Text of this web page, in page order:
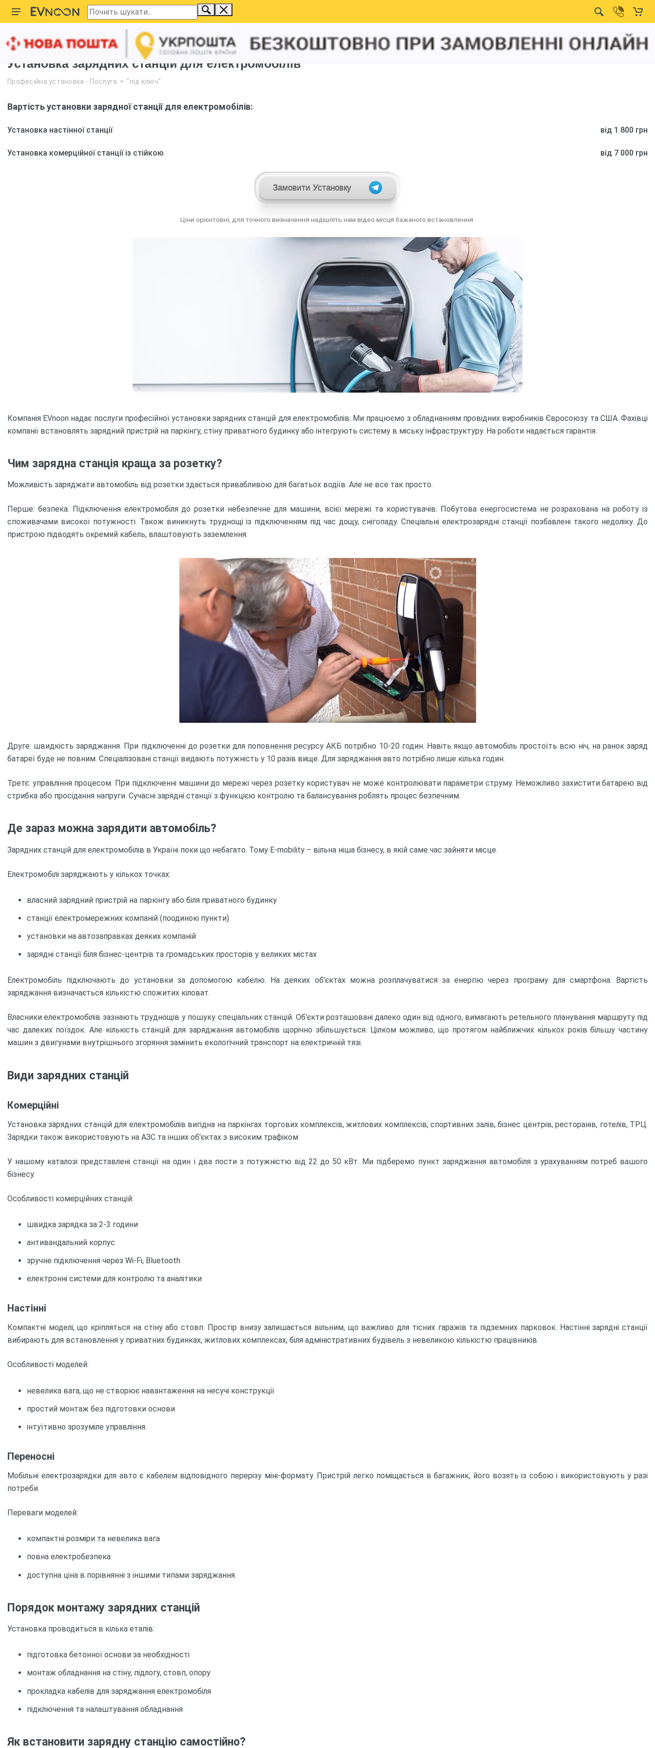
Головна Установка станцій Київ
Установка зарядних станцій для електромобілів
Професійна установка - Послуга "під ключ"
Вартість установки зарядної станції для електромобілів:
Установка настінної станції від 1 800 грн
Установка комерційної станції із стійкою від 7 000 грн
Замовити Установку
Ціни орієнтовні, для точного визначення надішліть нам відео місця бажаного встановлення.
Компанія EVnoon надає послуги професійної установки зарядних станцій для електромобілів. Ми працюємо з обладнанням провідних виробників Євросоюзу та США. Фахівці
компанії встановлять зарядний пристрій на паркінгу, стіну приватного будинку або інтегрують систему в міську інфраструктуру. На роботи надається гарантія.
Чим зарядна станція краща за розетку?
Можливість заряджати автомобіль від розетки здається привабливою для багатьох водіїв. Але не все так просто.
Перше: безпека. Підключення електромобіля до розетки небезпечне для машини, всієї мережі та користувачів. Побутова енергосистема не розрахована на роботу із
споживачами високої потужності. Також виникнуть труднощі із підключенням під час дощу, снігопаду. Спеціальні електрозарядні станції позбавлені такого недоліку. До
пристрою підводять окремий кабель, влаштовують заземлення.
Друге: швидкість заряджання. При підключенні до розетки для поповнення ресурсу АКБ потрібно 10-20 годин. Навіть якщо автомобіль простоїть всю ніч, на ранок заряд
батареї буде не повним. Спеціалізовані станції видають потужність у 10 разів вище. Для заряджання авто потрібно лише кілька годин.
Третє: управління процесом. При підключенні машини до мережі через розетку користувач не може контролювати параметри струму. Неможливо захистити батарею від
стрибка або просідання напруги. Сучасні зарядні станції з функцією контролю та балансування роблять процес безпечним.
Де зараз можна зарядити автомобіль?
Зарядних станцій для електромобілів в Україні поки що небагато. Тому E-mobility – вільна ніша бізнесу, в якій саме час зайняти місце.
Електромобілі заряджають у кількох точках:
власний зарядний пристрій на паркінгу або біля приватного будинку
станції електромережних компаній (поодинокі пункти)
установки на автозаправках деяких компаній
зарядні станції біля бізнес-центрів та громадських просторів у великих містах
Електромобіль підключають до установки за допомогою кабелю. На деяких об'єктах можна розплачуватися за енергію через програму для смартфона. Вартість
заряджання визначається кількістю спожитих кіловат.
Власники електромобілів зазнають труднощів у пошуку спеціальних станцій. Об'єкти розташовані далеко один від одного, вимагають ретельного планування маршруту під
час далеких поїздок. Але кількість станцій для заряджання автомобілів щорічно збільшується. Цілком можливо, що протягом найближчих кількох років більшу частину
машин з двигунами внутрішнього згоряння замінить екологічний транспорт на електричній тязі.
Види зарядних станцій
Комерційні
Установка зарядних станцій для електромобілів вигідна на паркінгах торгових комплексів, житлових комплексів, спортивних залів, бізнес центрів, ресторанів, готелів, ТРЦ.
Зарядки також використовують на АЗС та інших об'єктах з високим трафіком.
У нашому каталозі представлені станції на один і два пости з потужністю від 22 до 50 кВт. Ми підберемо пункт заряджання автомобіля з урахуванням потреб вашого
бізнесу.
Особливості комерційних станцій:
швидка зарядка за 2-3 години
антивандальний корпус
зручне підключення через Wi-Fi, Bluetooth
електронні системи для контролю та аналітики
Настінні
Компактні моделі, що кріпляться на стіну або стовп. Простір внизу залишається вільним, що важливо для тісних гаражів та підземних парковок. Настінні зарядні станції
вибирають для встановлення у приватних будинках, житлових комплексах, біля адміністративних будівель з невеликою кількістю працівників.
Особливості моделей:
невелика вага, що не створює навантаження на несучі конструкції
простий монтаж без підготовки основи
інтуїтивно зрозуміле управління
Переносні
Мобільні електрозарядки для авто є кабелем відповідного перерізу міні-формату. Пристрій легко поміщається в багажник, його возять із собою і використовують у разі
потреби.
Переваги моделей:
компактні розміри та невелика вага
повна електробезпека
доступна ціна в порівнянні з іншими типами заряджання.
Порядок монтажу зарядних станцій
Установка проводиться в кілька етапів:
підготовка бетонної основи за необхідності
монтаж обладнання на стіну, підлогу, стовп, опору
прокладка кабелів для заряджання електромобіля
підключення та налаштування обладнання
Як встановити зарядну станцію самостійно?